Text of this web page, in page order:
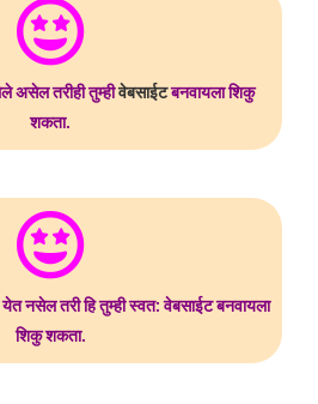
तरीही तुम्हीवेबसाईटबनवायला शिकु
शकता.
येत नसेल तरी हि तुम्ही स्वत: वेबसाईट बनवायला
शिकु शकता.